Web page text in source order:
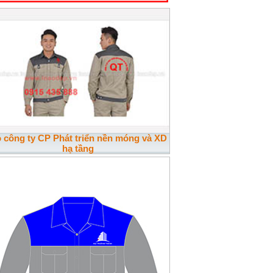
công ty CP Phát triển nền móng và XD
hạ tầng